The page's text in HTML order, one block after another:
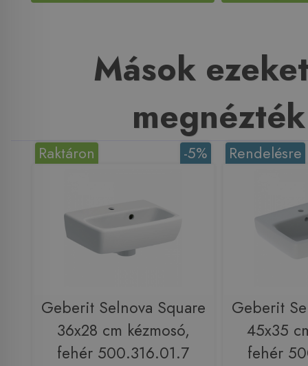
Mások
megnézték
-5%
Raktáron
Geberit Selnova Square
36x28 cm kézmosó,
fehér 500.316.01.7
Rendelésre
Geberit
45x35
fehér